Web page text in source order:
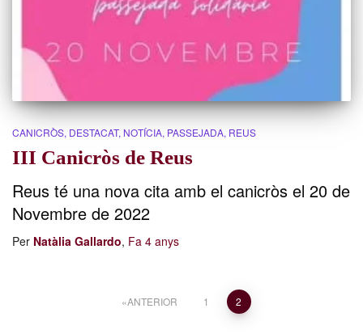
CANICRÒS DESTACAT NOTÍCIA PASSEJADA REUS
III Canicròs de Reus
Reus té una nova cita amb el canicròs el 20 de
Novembre de 2022
Per Natàlia Gallardo, Fa 4 anys
ANTERIOR 1 2